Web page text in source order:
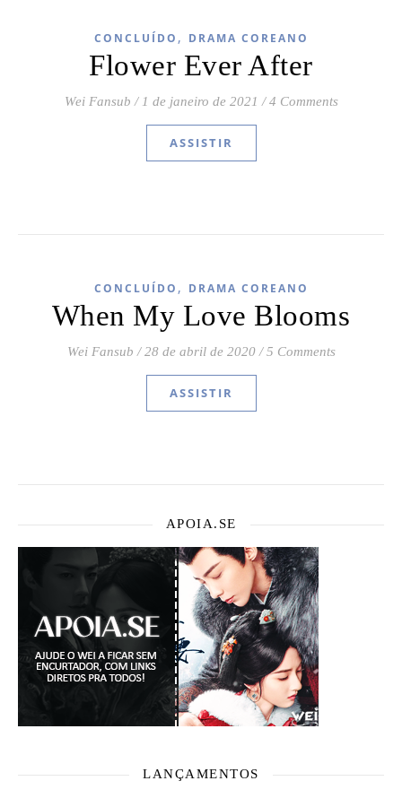
CONCLUÍDO , DRAMA COREANO
Flower Ever After
Wei Fansub / 1 de janeiro de 2021 / 4 Comments
ASSISTIR
CONCLUÍDO , DRAMA COREANO
When My Love Blooms
Wei Fansub / 28 de abril de 2020 / 5 Comments
ASSISTIR
APOIA.SE
LANÇAMENTOS